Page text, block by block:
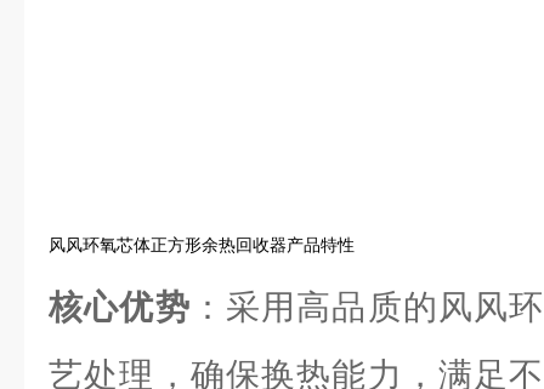
风风环氧芯体正方形余热回收器产品特性
核心优势 ：采用高品质的风风
艺处理，确保换热能力，满足